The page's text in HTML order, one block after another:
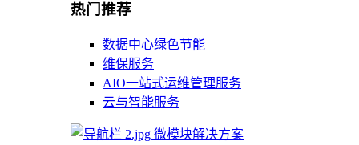
热门推荐
数据中心绿色节能
维保服务
AIO一站式运维管理服务
云与智能服务
微模块解决方案